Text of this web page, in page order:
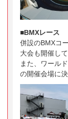
■BMXレース
併設のBMXコ
大会も開催して
また、ワール
の開催会場に